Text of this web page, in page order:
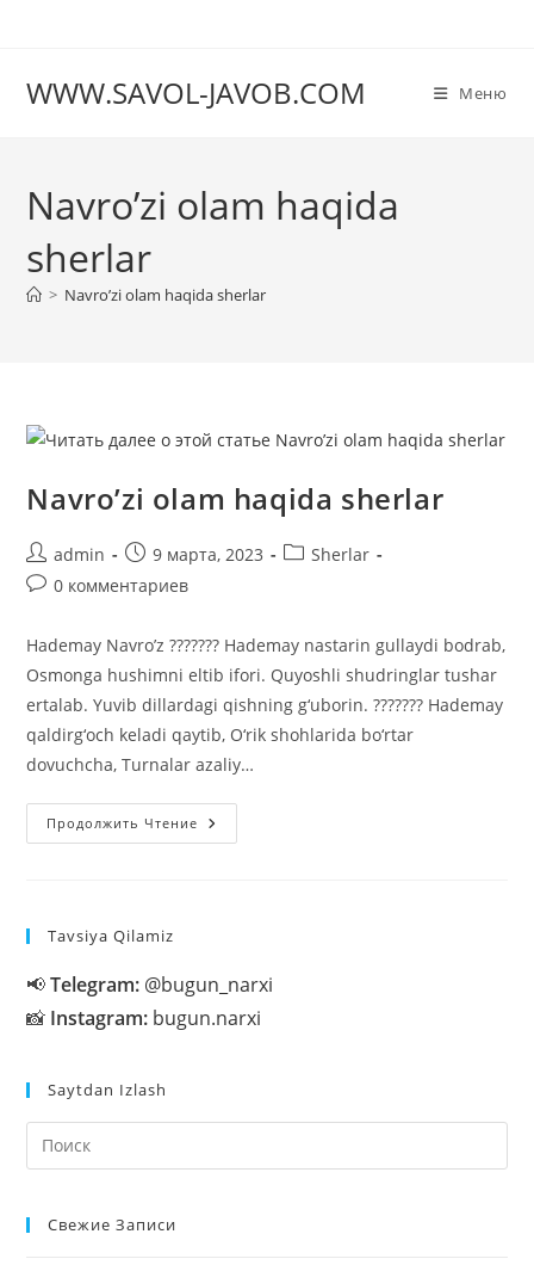
WWW.SAVOL-JAVOB.COM Меню
Navro’zi olam haqida
sherlar
> Navro’zi olam haqida sherlar
Navro’zi olam haqida sherlar
Автор
записи:
admin
Запись
опубликована:
9 марта, 2023
Рубрика
Sherlar
Комментарии
записи:
0 комментариев
Hademay Navro’z ??????? Hademay nastarin gullaydi bodrab,
Osmonga hushimni eltib ifori. Quyoshli shudringlar tushar
ertalab. Yuvib dillardagi qishning g‘uborin. ??????? Hademay
qaldirg‘och keladi qaytib, O‘rik shohlarida bo‘rtar
dovuchcha, Turnalar azaliy…
Продолжить Чтение Navro’zi
Olam
Tavsiya Qilamiz
📢Telegram: @bugun_narxi
📸 Instagram: bugun.narxi
Saytdan Izlash
Свежие Записи